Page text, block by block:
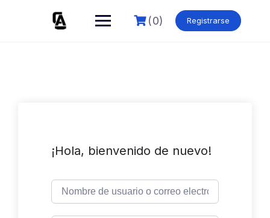
(0) Registrarse
¡Hola, bienvenido de nuevo!